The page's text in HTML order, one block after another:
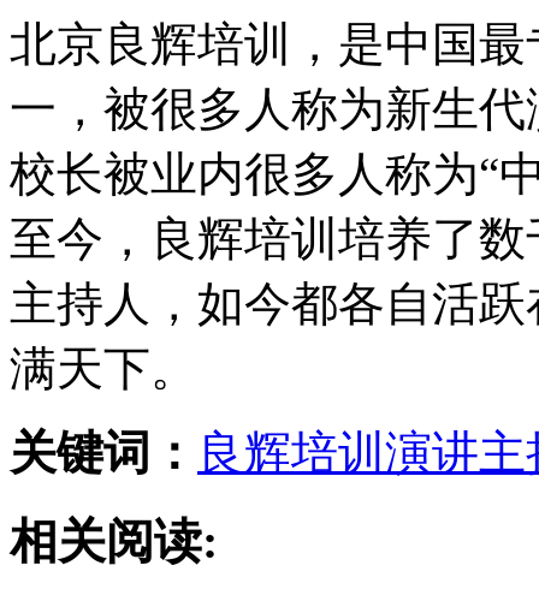
北京良辉培训，是中国
一，被很多人称为新生
校长被业内很多人称为“
至今，良辉培训培养了
主持人，如今都各自活
满天下。
关键词： 良辉培训 演讲主
相关阅读: